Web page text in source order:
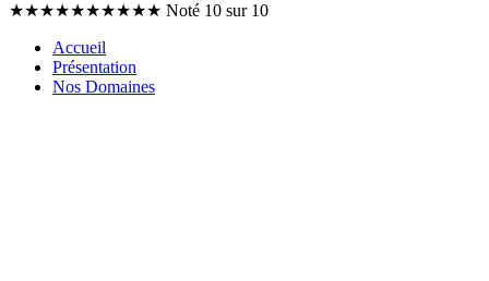
★★★★★★★★★★ Noté 10 sur 10
Accueil
Présentation
Nos Domaines